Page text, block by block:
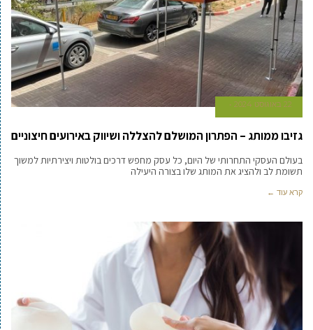
22 באוגוסט 2024
גזיבו ממותג – הפתרון המושלם להצללה ושיווק באירועים חיצוניים
בעולם העסקי התחרותי של היום, כל עסק מחפש דרכים בולטות ויצירתיות למשוך
תשומת לב ולהציג את המותג שלו בצורה היעילה
קרא עוד ←